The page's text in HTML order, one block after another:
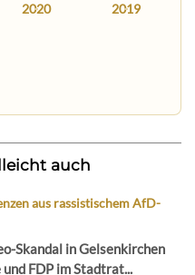
2020 2019
auch
aus rassistischem AfD-
Skandal in Gelsenkirchen
und FDP im Stadtrat...